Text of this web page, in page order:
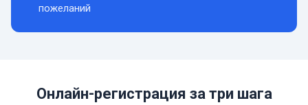
пожеланий
Онлайн-регистрация за три шага